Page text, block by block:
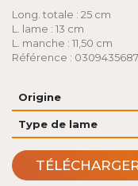
Long. totale : 25 cm
L. lame : 13 cm
L. manche : 11,50 cm
Référence : 0309435687
Origine
Type de lame